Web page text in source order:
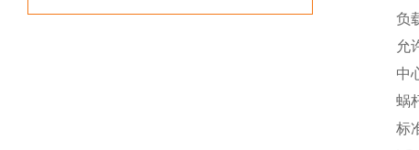
负载
允许
中心
蜗杆
标准